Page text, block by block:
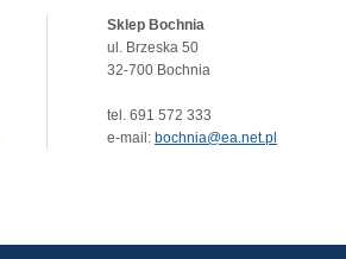
Sklep Bochnia
ul. Brzeska 50
32-700 Bochnia
tel. 691 572 333
e-mail: bochnia@ea.net.pl